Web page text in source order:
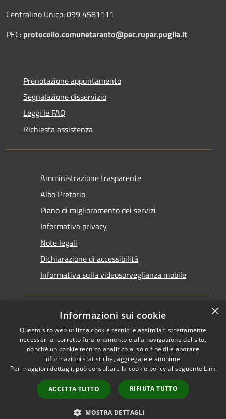
Centralino Unico: 099 4581111
PEC: protocollo.comunetaranto@pec.rupar.puglia.it
Prenotazione appuntamento
Segnalazione disservizio
Leggi le FAQ
Richiesta assistenza
Amministrazione trasparente
Albo Pretorio
Piano di miglioramento dei servizi
Informativa privacy
Note legali
Dichiarazione di accessibilità
Informativa sulla videosorveglianza mobile
RSS
Accessibilità
Cookie
Mappa del sito
Area riservata del
Copyright © 2026 • Comune di
Taranto • Powered by
Municipium•Accesso
redazione
×
Informazioni sui cookie
Questo sito web utilizza cookie tecnici e assimilati strettamente
necessari al corretto funzionamento e alla navigazione del sito,
nonché un cookie tecnico analitico al solo fine di elaborare
informazioni statistiche, aggregate e anonime.
Per maggiori dettagli, può consultare la cookie policy al seguente Link
ACCETTA TUTTO RIFIUTA TUTTO
MOSTRA DETTAGLI